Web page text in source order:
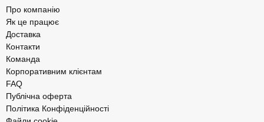
Про компанію
Як це працює
Доставка
Контакти
Команда
Корпоративним клієнтам
FAQ
Публічна оферта
Політика Конфіденційності